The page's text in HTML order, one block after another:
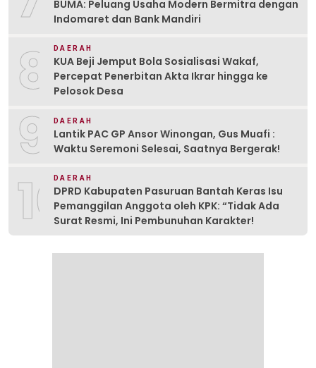
BUMA: Peluang Usaha Modern Bermitra dengan
Indomaret dan Bank Mandiri
8 DAERAH
KUA Beji Jemput Bola Sosialisasi Wakaf,
Percepat Penerbitan Akta Ikrar hingga ke
Pelosok Desa
9 DAERAH
Lantik PAC GP Ansor Winongan, Gus Muafi :
Waktu Seremoni Selesai, Saatnya Bergerak!
10DAERAH
DPRD Kabupaten Pasuruan Bantah Keras Isu
Pemanggilan Anggota oleh KPK: “Tidak Ada
Surat Resmi, Ini Pembunuhan Karakter!